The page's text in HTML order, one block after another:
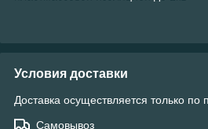
Условия доставки
Доставка осуществляется только по
Самовывоз